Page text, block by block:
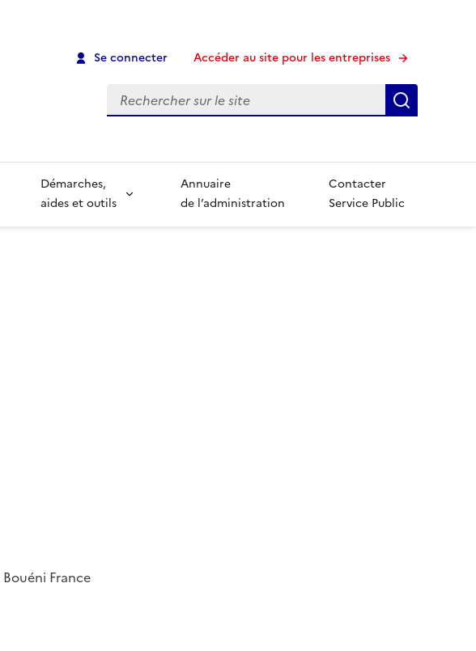
Se connecter Accéder au site pour les entreprises
Recherche
Démarches,
aides et outils
Annuaire
de l’administration
Contacter
Service Public
Bouéni France